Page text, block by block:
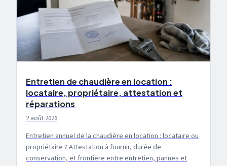
Entretien de chaudière en location :
locataire, propriétaire, attestation et
réparations
2 août 2026
Entretien annuel de la chaudière en location : locataire ou
propriétaire ? Attestation à fournir, durée de
conservation, et frontière entre entretien, pannes et